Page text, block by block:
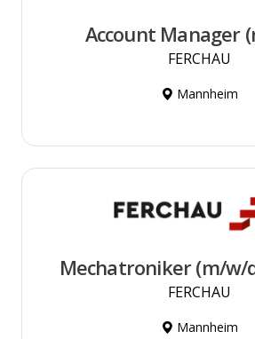
Account Manager
FERCHAU
Mannheim
Mechatroniker (m/w/
FERCHAU
Mannheim